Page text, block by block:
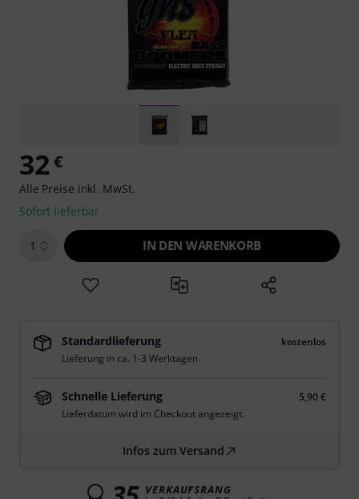
32 €
Alle Preise inkl. MwSt.
Sofort lieferbar
1 IN DEN WARENKORB
Standardlieferung
kostenlos
Lieferung in ca. 1-3 Werktagen
Schnelle Lieferung
5,90 €
Lieferdatum wird im Checkout angezeigt.
Infos zum Versand
VERKAUFSRANG